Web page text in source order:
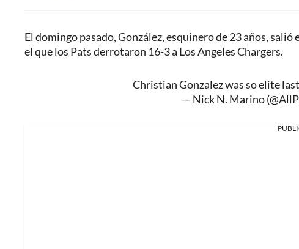
El domingo pasado, González, esquinero de 23 años,
el que los Pats derrotaron 16-3 a Los Angeles Chargers.
Christian Gonzalez was so elite
— Nick N. Marino